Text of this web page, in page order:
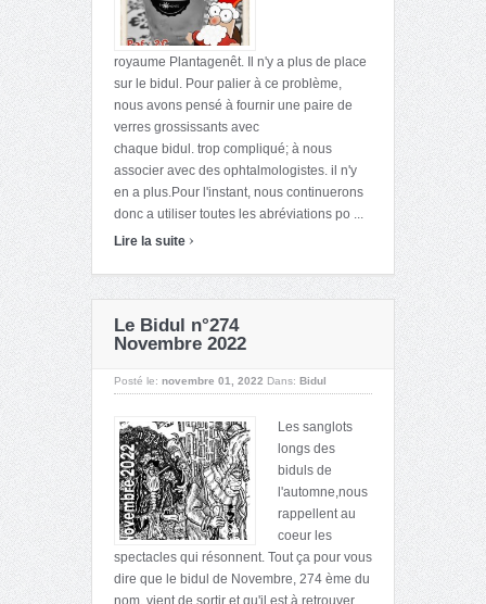
royaume Plantagenêt. Il n'y a plus de place
sur le bidul. Pour palier à ce problème,
nous avons pensé à fournir une paire de
verres grossissants avec
chaque bidul. trop compliqué; à nous
associer avec des ophtalmologistes. il n'y
en a plus.Pour l'instant, nous continuerons
donc a utiliser toutes les abréviations po ...
Lire la suite ›
Le Bidul n°274
Novembre 2022
Posté le: novembre 01, 2022 Dans: Bidul
Les sanglots
longs des
biduls de
l'automne,nous
rappellent au
coeur les
spectacles qui résonnent. Tout ça pour vous
dire que le bidul de Novembre, 274 ème du